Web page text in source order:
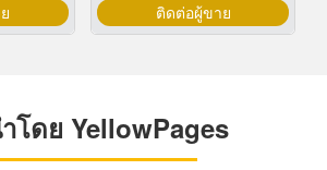
ติดต่อผู้ขาย
โดย YellowPages